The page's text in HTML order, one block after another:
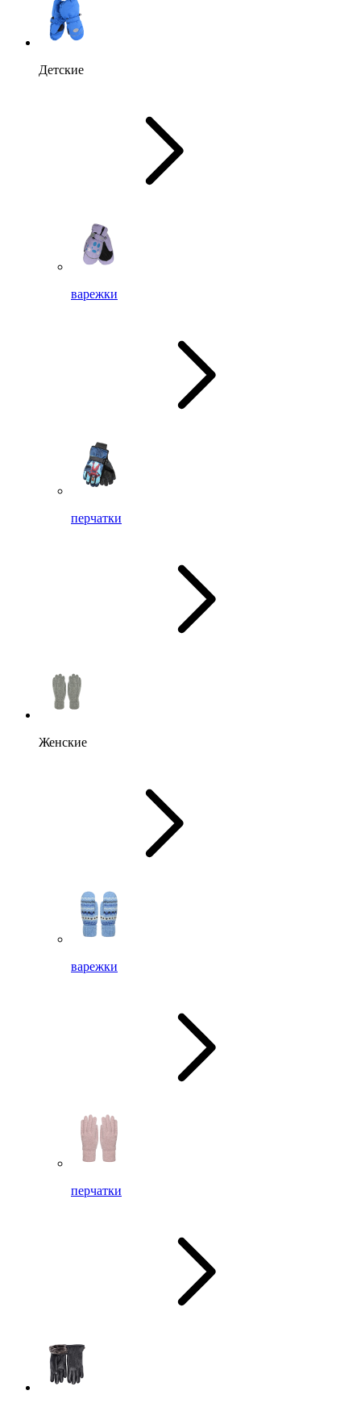
Детские
варежки
перчатки
Женские
варежки
перчатки